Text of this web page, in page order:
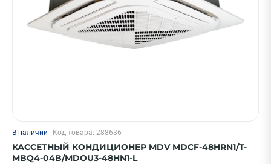
В наличии Код товара: 288636
КАССЕТНЫЙ КОНДИЦИОНЕР MDV MDCF-48HRN1/T-
MBQ4-04B/MDOU3-48HN1-L